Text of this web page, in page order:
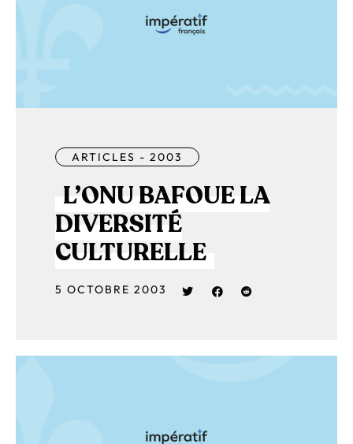
ARTICLES - 2003
L’ONU BAFOUE LA
DIVERSITÉ
CULTURELLE
5 OCTOBRE 2003